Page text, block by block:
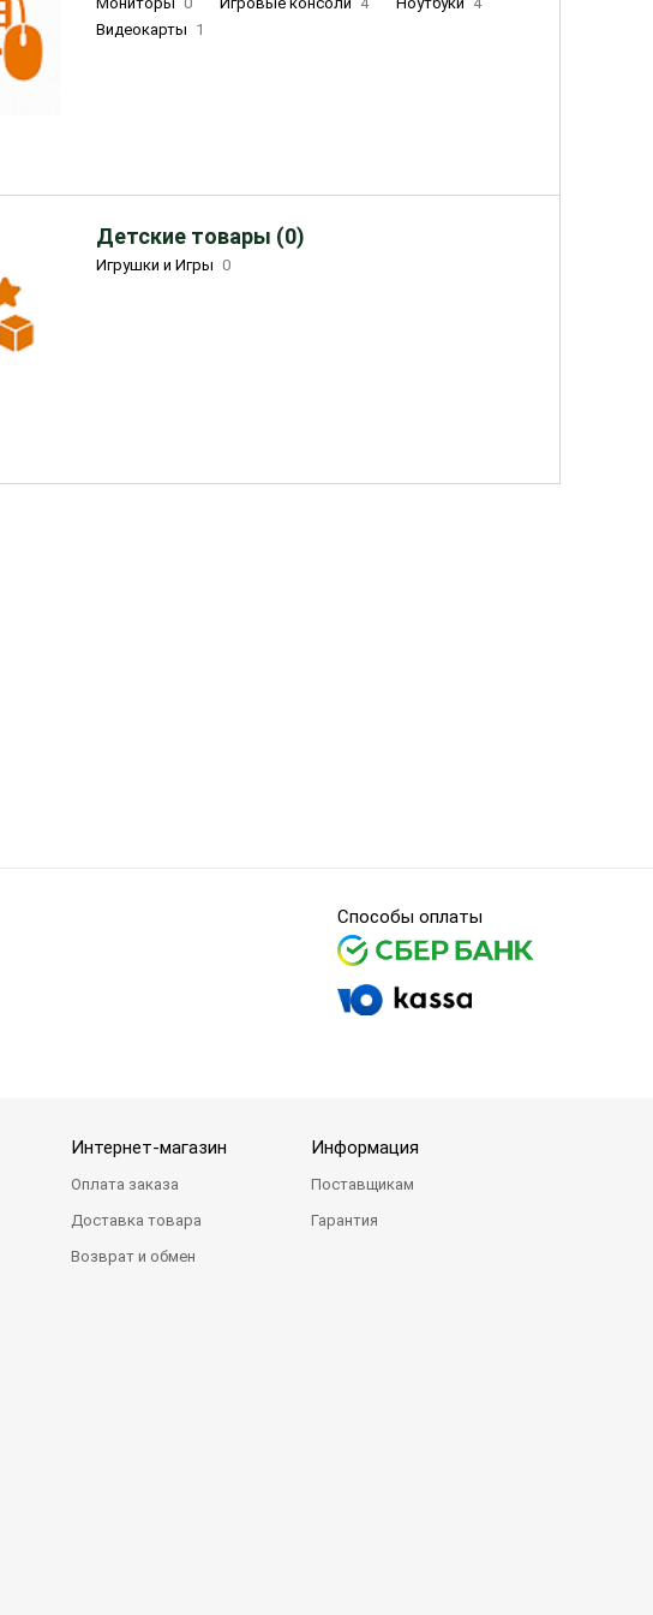
Видеокарты 1
Детские товары (0)
Игрушки и Игры 0
Способы оплаты
Интернет-магазин
Оплата заказа
Доставка товара
Возврат и обмен
Информация
Поставщикам
Гарантия